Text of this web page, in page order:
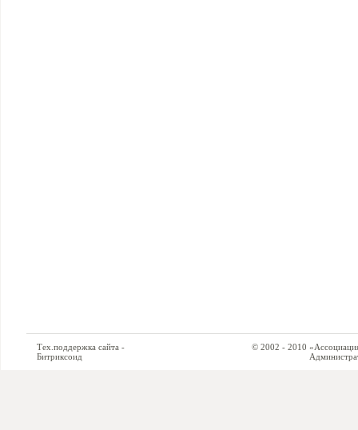
Тех.поддержка сайта -
Битриксоид
© 2002 - 2010 «Ассоциация